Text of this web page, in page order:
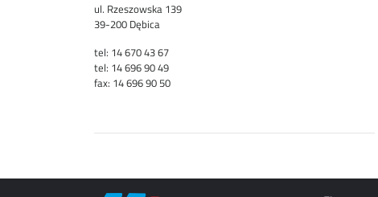
ul. Rzeszowska 139
39-200 Dębica
tel: 14 670 43 67
tel: 14 696 90 49
fax: 14 696 90 50